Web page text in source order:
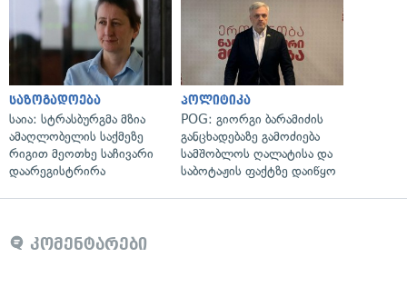
საზოგადოება
საია: სტრასბურგმა მზია
ამაღლობელის საქმეზე
რიგით მეოთხე საჩივარი
დაარეგისტრირა
პოლიტიკა
POG: გიორგი ბარამიძის
განცხადებაზე გამოძიება
სამშობლოს ღალატისა და
საბოტაჟის ფაქტზე დაიწყო
კომენტარები